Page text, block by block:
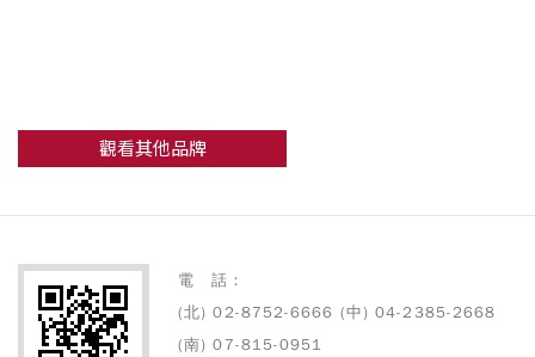
觀看其他品牌
電 話：
(北) 02-8752-6666 (中) 04-2385-2668
(南) 07-815-0951